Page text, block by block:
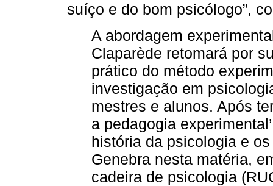
suíço e do bom psicólogo”,
A abordagem
Claparède retomará por
prático do método
investigação em
mestres e alunos. Após
a pedagogia
história da psicologia e
Genebra nesta matéria,
cadeira de psicologia